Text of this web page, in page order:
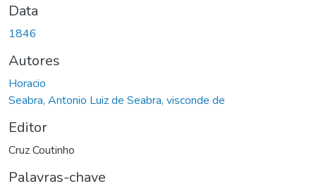
Data
1846
Autores
Horacio
Seabra, Antonio Luiz de Seabra, visconde de
Editor
Cruz Coutinho
Palavras-chave